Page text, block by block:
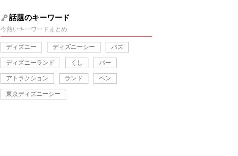
話題のキーワード
今熱いキーワードまとめ
ディズニー ディズニーシー バズ
ディズニーランド くし バー
アトラクション ランド ペン
東京ディズニーシー